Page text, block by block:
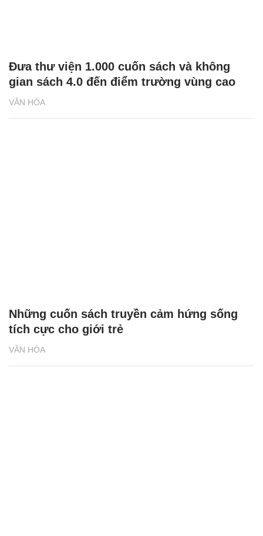
VĂN HÓA
Đưa thư viện 1.000 cuốn sách và không
gian sách 4.0 đến điểm trường vùng cao
VĂN HÓA
Những cuốn sách truyền cảm hứng sống
tích cực cho giới trẻ